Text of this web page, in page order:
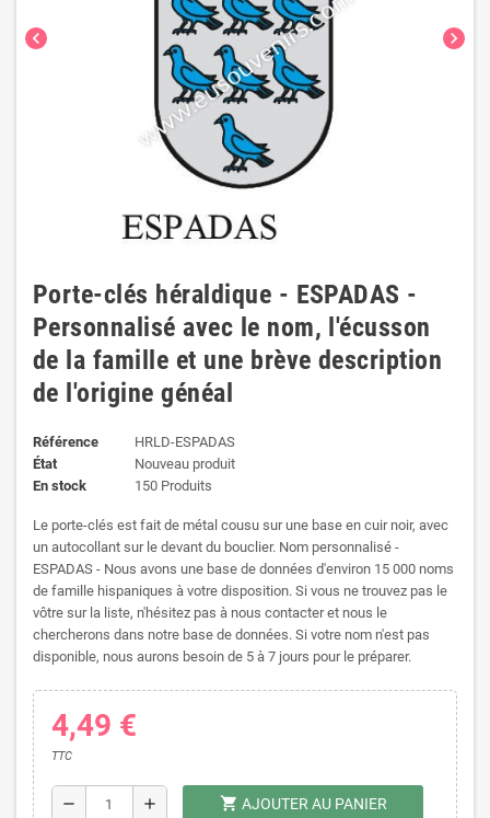
chevron_left chevron_right
Porte-clés héraldique - ESPADAS -
Personnalisé avec le nom, l'écusson
de la famille et une brève description
de l'origine généal
Référence
HRLD-ESPADAS
État
Nouveau produit
En stock
150 Produits
Le porte-clés est fait de métal cousu sur une base en cuir noir, avec
un autocollant sur le devant du bouclier. Nom personnalisé -
ESPADAS - Nous avons une base de données d'environ 15 000 noms
de famille hispaniques à votre disposition. Si vous ne trouvez pas le
vôtre sur la liste, n'hésitez pas à nous contacter et nous le
chercherons dans notre base de données. Si votre nom n'est pas
disponible, nous aurons besoin de 5 à 7 jours pour le préparer.
4,49 €
TTC
remove add shopping_cart AJOUTER AU PANIER